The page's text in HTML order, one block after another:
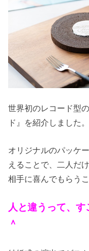
世界初のレコード型
ド』を紹介しました。
オリジナルのパッケ
えることで、二人だ
相手に喜んでもらう
人と違うって、す
＾